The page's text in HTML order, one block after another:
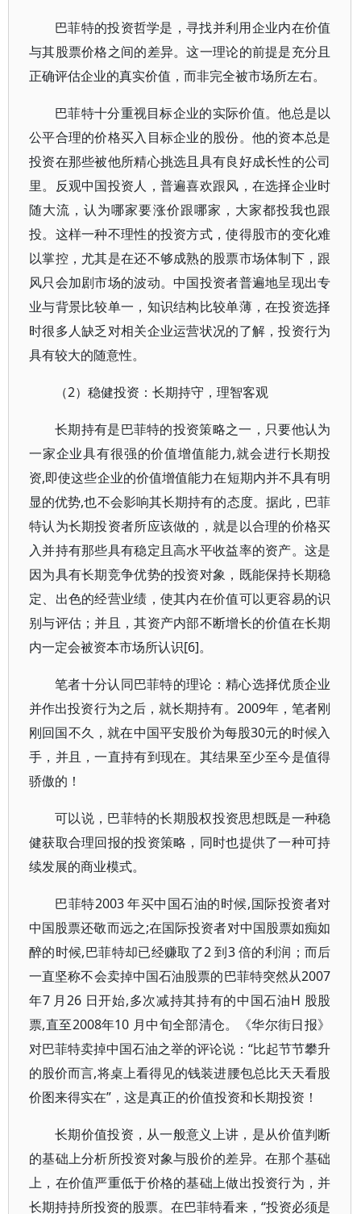
巴菲特的投资哲学是，寻找并利用企业内在价值
与其股票价格之间的差异。这一理论的前提是充分且
正确评估企业的真实价值，而非完全被市场所左右。
巴菲特十分重视目标企业的实际价值。他总是以
公平合理的价格买入目标企业的股份。他的资本总是
投资在那些被他所精心挑选且具有良好成长性的公司
里。反观中国投资人，普遍喜欢跟风，在选择企业时
随大流，认为哪家要涨价跟哪家，大家都投我也跟
投。这样一种不理性的投资方式，使得股市的变化难
以掌控，尤其是在还不够成熟的股票市场体制下，跟
风只会加剧市场的波动。中国投资者普遍地呈现出专
业与背景比较单一，知识结构比较单薄，在投资选择
时很多人缺乏对相关企业运营状况的了解，投资行为
具有较大的随意性。
（2）稳健投资：长期持守，理智客观
长期持有是巴菲特的投资策略之一，只要他认为
一家企业具有很强的价值增值能力,就会进行长期投
资,即使这些企业的价值增值能力在短期内并不具有明
显的优势,也不会影响其长期持有的态度。据此，巴菲
特认为长期投资者所应该做的，就是以合理的价格买
入并持有那些具有稳定且高水平收益率的资产。这是
因为具有长期竞争优势的投资对象，既能保持长期稳
定、出色的经营业绩，使其内在价值可以更容易的识
别与评估；并且，其资产内部不断增长的价值在长期
内一定会被资本市场所认识[6]。
笔者十分认同巴菲特的理论：精心选择优质企业
并作出投资行为之后，就长期持有。2009年，笔者刚
刚回国不久，就在中国平安股价为每股30元的时候入
手，并且，一直持有到现在。其结果至少至今是值得
骄傲的！
可以说，巴菲特的长期股权投资思想既是一种稳
健获取合理回报的投资策略，同时也提供了一种可持
续发展的商业模式。
巴菲特2003 年买中国石油的时候,国际投资者对
中国股票还敬而远之;在国际投资者对中国股票如痴如
醉的时候,巴菲特却已经赚取了2 到3 倍的利润；而后
一直坚称不会卖掉中国石油股票的巴菲特突然从2007
年7 月26 日开始,多次减持其持有的中国石油H 股股
票,直至2008年10 月中旬全部清仓。《华尔街日报》
对巴菲特卖掉中国石油之举的评论说：“比起节节攀升
的股价而言,将桌上看得见的钱装进腰包总比天天看股
价图来得实在”，这是真正的价值投资和长期投资！
长期价值投资，从一般意义上讲，是从价值判断
的基础上分析所投资对象与股价的差异。在那个基础
上，在价值严重低于价格的基础上做出投资行为，并
长期持持所投资的股票。在巴菲特看来，“投资必须是